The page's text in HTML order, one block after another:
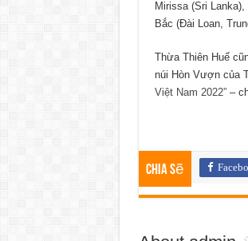
Mirissa (Sri
Bắc (Đài Loan,
Thừa Thiên Huế
núi Hòn Vượn của
Việt Nam 2022”–
Chia sẽ